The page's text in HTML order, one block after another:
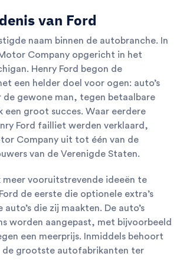
van Ford
naam binnen de autobranche. In
Company opgericht in het
Henry Ford begon de
een helder doel voor ogen: auto’s
de gewone man, tegen betaalbare
een groot succes. Waar eerdere
Ford failliet werden verklaard,
Company uit tot één van de
van de Verenigde Staten.
meer vooruitstrevende ideeën te
de eerste die optionele extra’s
die zij maakten. De auto’s
worden aangepast, met bijvoorbeeld
een meerprijs. Inmiddels behoort
de grootste autofabrikanten ter